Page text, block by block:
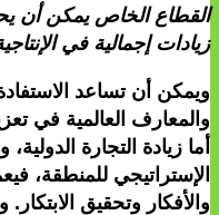
القطاع الخاص يمكن أن
زيادات إجمالية في
ويمكن أن تساعد
والمعارف العالمية في
أما زيادة التجارة
الإستراتيجي للمنطقة،
والأفكار وتحقيق